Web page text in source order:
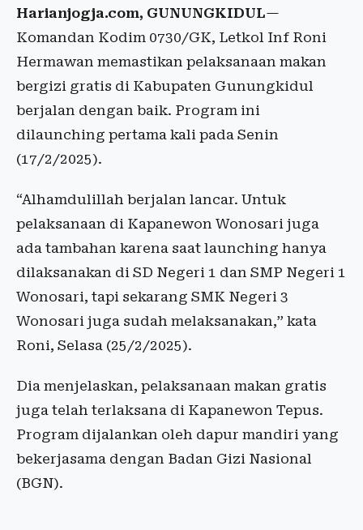
Harianjogja.com, GUNUNGKIDUL—
Komandan Kodim 0730/GK, Letkol Inf Roni
Hermawan memastikan pelaksanaan makan
bergizi gratis di Kabupaten Gunungkidul
berjalan dengan baik. Program ini
dilaunching pertama kali pada Senin
(17/2/2025).
“Alhamdulillah berjalan lancar. Untuk
pelaksanaan di Kapanewon Wonosari juga
ada tambahan karena saat launching hanya
dilaksanakan di SD Negeri 1 dan SMP Negeri 1
Wonosari, tapi sekarang SMK Negeri 3
Wonosari juga sudah melaksanakan,” kata
Roni, Selasa (25/2/2025).
Dia menjelaskan, pelaksanaan makan gratis
juga telah terlaksana di Kapanewon Tepus.
Program dijalankan oleh dapur mandiri yang
bekerjasama dengan Badan Gizi Nasional
(BGN).